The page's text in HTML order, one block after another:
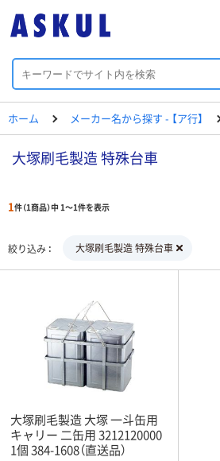
ホーム メーカー名から探す - 【ア行】
大塚刷毛製造 特殊台車
1件（1商品）中 1～1件を表示
絞り込み 大塚刷毛製造 特殊台車
大塚刷毛製造 大塚 一斗缶用
キャリー 二缶用 3212120000
1個 384-1608（直送品）